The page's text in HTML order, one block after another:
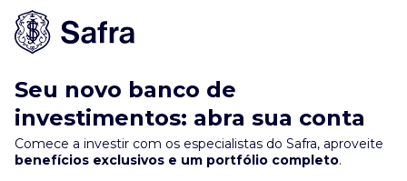
Seu novo banco de
investimentos: abra sua conta
Comece a investir com os especialistas do Safra, aproveite
benefícios exclusivos e um portfólio completo.